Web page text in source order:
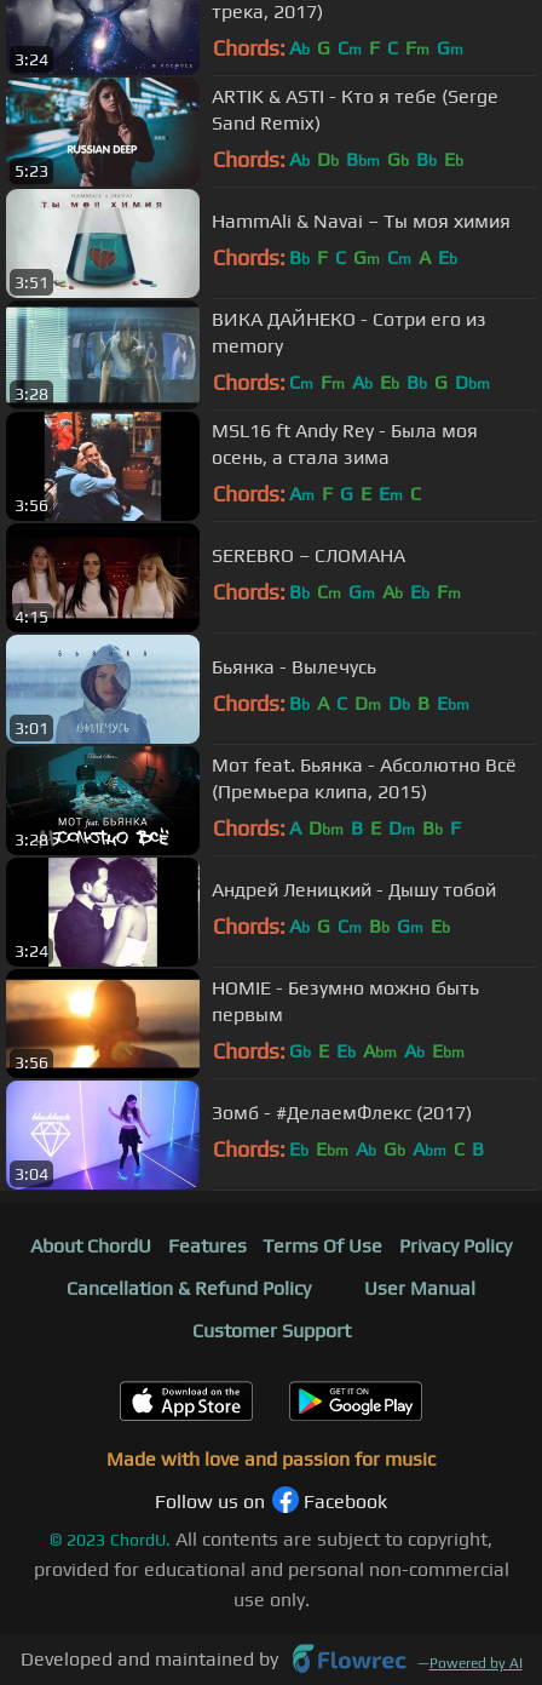
3:24
трека, 2017)
Chords: Ab G Cm F C Fm Gm
5:23
ARTIK & ASTI - Кто я тебе (Serge
Sand Remix)
Chords: Ab Db Bbm Gb Bb Eb
3:51
HammAli & Navai – Ты моя химия
Chords: Bb F C Gm Cm A Eb
3:28
ВИКА ДАЙНЕКО - Сотри его из
memory
Chords: Cm Fm Ab Eb Bb G Dbm
3:56
MSL16 ft Andy Rey - Была моя
осень, а стала зима
Chords: Am F G E Em C
4:15
SEREBRO – СЛОМАНА
Chords: Bb Cm Gm Ab Eb Fm
3:01
Бьянка - Вылечусь
Chords: Bb A C Dm Db B Ebm
3:28
Мот feat. Бьянка - Абсолютно Всё
(Премьера клипа, 2015)
Chords: A Dbm B E Dm Bb F
3:24
Андрей Леницкий - Дышу тобой
Chords: Ab G Cm Bb Gm Eb
3:56
HOMIE - Безумно можно быть
первым
Chords: Gb E Eb Abm Ab Ebm
3:04
Зомб - #ДелаемФлекс (2017)
Chords: Eb Ebm Ab Gb Abm C B
About ChordU Features Terms Of Use
Privacy Policy
Cancellation & Refund Policy
User Manual
Customer Support
Made with love and passion for music
Follow us on
Facebook
© 2023 ChordU. All contents are subject to copyright,
provided for educational and personal non-commercial
use only.
Developed and maintained by —Powered by AI